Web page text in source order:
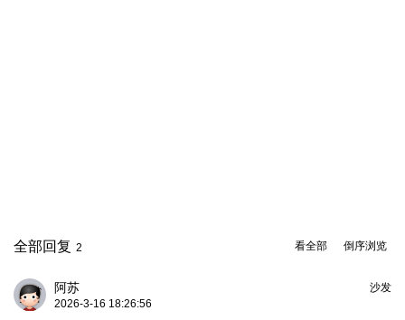
倒序浏览
看全部
全部回复 2
沙发
阿苏
2026-3-16 18:26:56